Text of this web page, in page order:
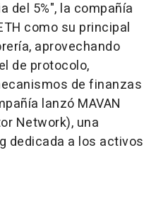
del 5%", la compañía
como su principal
aprovechando
de protocolo,
de finanzas
lanzó MAVAN
Network), una
dedicada a los activos